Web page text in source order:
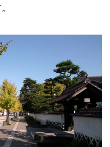
。